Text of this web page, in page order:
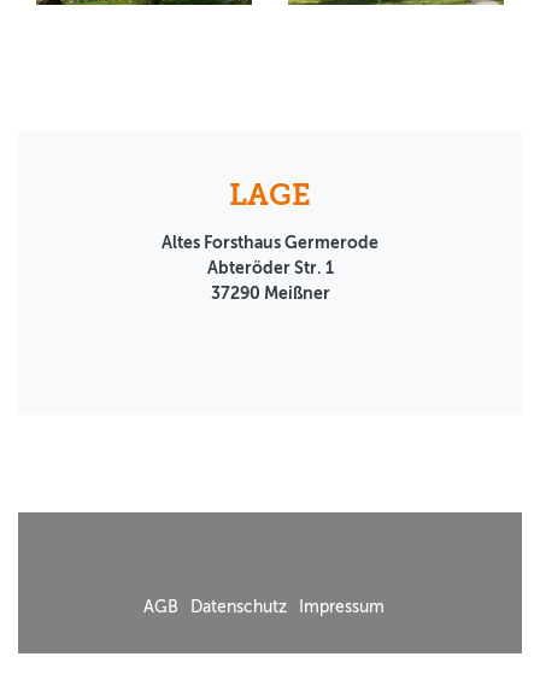
LAGE
Altes Forsthaus Germerode
Abteröder Str. 1
37290 Meißner
AGB Datenschutz Impressum